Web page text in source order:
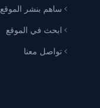
ساهم بنشر الموقع
ابحث في الموقع
تواصل معنا